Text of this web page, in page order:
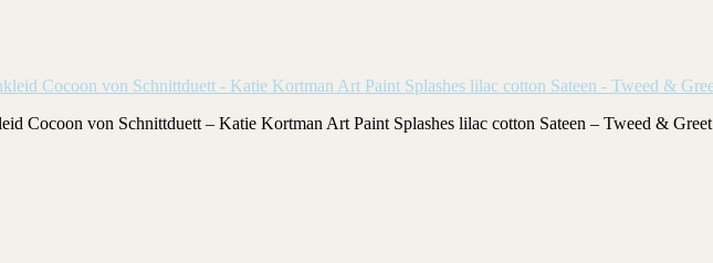
Cocoon von Schnittduett – Katie Kortman Art Paint Splashes lilac cotton Sateen – Tweed & Greet